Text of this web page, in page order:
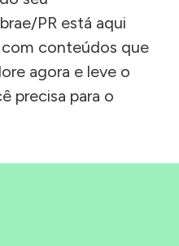
PR está aqui
com conteúdos que
agora e leve o
precisa para o